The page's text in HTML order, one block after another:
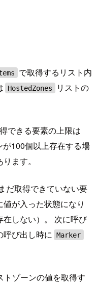
で取得するリスト内
HostedZones
リストの
できる要素の上限は
100個以上存在する場
ます。
だ取得できていない要
値が入った状態になり
在しない）。 次に呼び
呼び出し時に Marker
トゾーンの値を取得す